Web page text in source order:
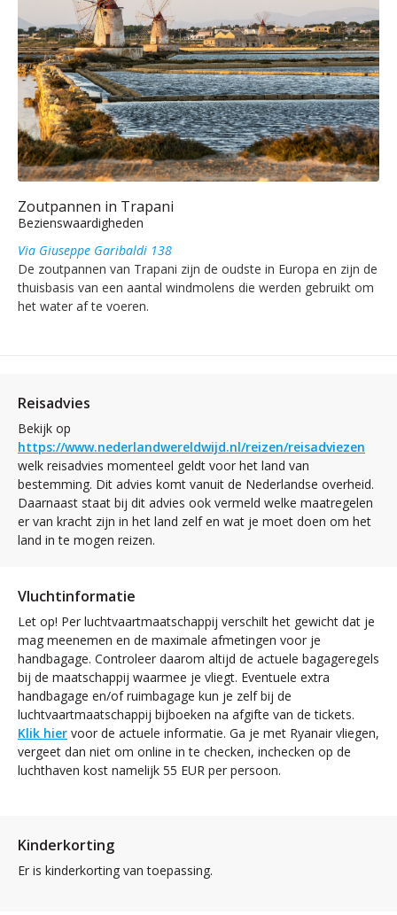
Zoutpannen in Trapani
Bezienswaardigheden
Via Giuseppe Garibaldi 138
De zoutpannen van Trapani zijn de oudste in Europa en zijn de
thuisbasis van een aantal windmolens die werden gebruikt om
het water af te voeren.
Reisadvies
Bekijk op
https://www.nederlandwereldwijd.nl/reizen/reisadviezen
welk reisadvies momenteel geldt voor het land van
bestemming. Dit advies komt vanuit de Nederlandse overheid.
Daarnaast staat bij dit advies ook vermeld welke maatregelen
er van kracht zijn in het land zelf en wat je moet doen om het
land in te mogen reizen.
Vluchtinformatie
Let op! Per luchtvaartmaatschappij verschilt het gewicht dat je
mag meenemen en de maximale afmetingen voor je
handbagage. Controleer daarom altijd de actuele bagageregels
bij de maatschappij waarmee je vliegt. Eventuele extra
handbagage en/of ruimbagage kun je zelf bij de
luchtvaartmaatschappij bijboeken na afgifte van de tickets.
Klik hier voor de actuele informatie. Ga je met Ryanair vliegen,
vergeet dan niet om online in te checken, inchecken op de
luchthaven kost namelijk 55 EUR per persoon.
Kinderkorting
Er is kinderkorting van toepassing.